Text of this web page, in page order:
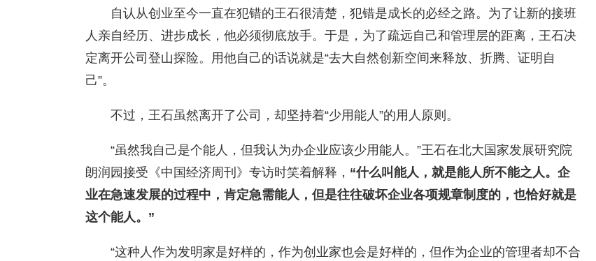
自认从创业至今一直在犯错的王石很清楚，犯错是成长的必经之路。为了让新的接班
人亲自经历、进步成长，他必须彻底放手。于是，为了疏远自己和管理层的距离，王石决
定离开公司登山探险。用他自己的话说就是“去大自然创新空间来释放、折腾、证明自
己”。
不过，王石虽然离开了公司，却坚持着“少用能人”的用人原则。
“虽然我自己是个能人，但我认为办企业应该少用能人。”王石在北大国家发展研究院
朗润园接受《中国经济周刊》专访时笑着解释， “什么叫能人，就是能人所不能之人。企
业在急速发展的过程中，肯定急需能人，但是往往破坏企业各项规章制度的，也恰好就是
这个能人。”
“这种人作为发明家是好样的，作为创业家也会是好样的，但作为企业的管理者却不合